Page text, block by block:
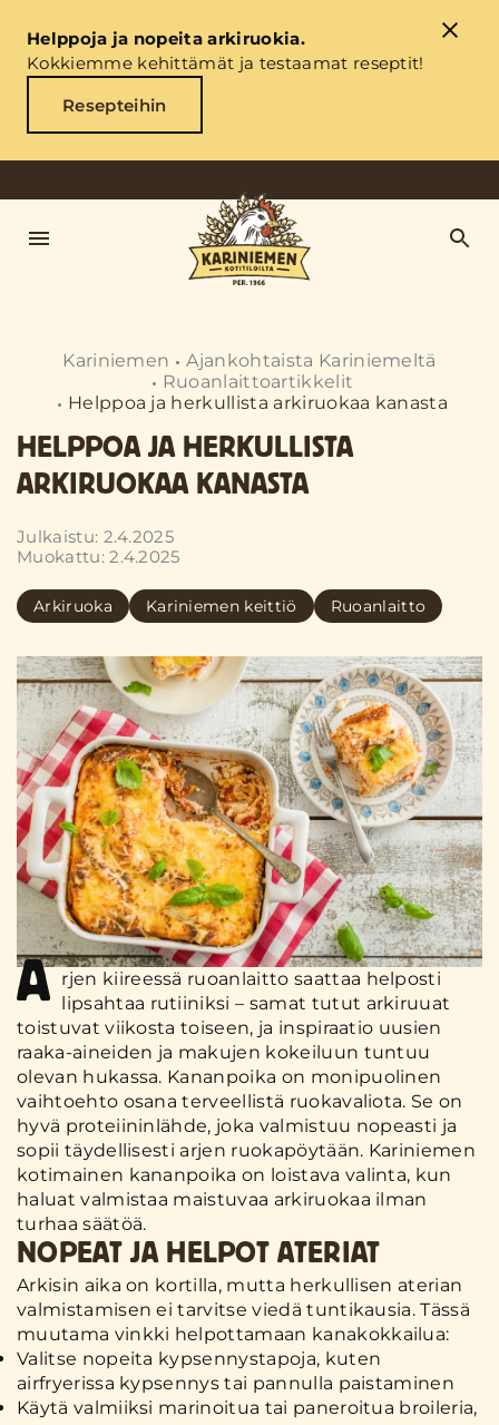
Helppoja ja nopeita arkiruokia.
Kokkiemme kehittämät ja testaamat reseptit!
Resepteihin
Kariniemen
Ajankohtaista Kariniemeltä
Ruoanlaittoartikkelit
Helppoa ja herkullista arkiruokaa kanasta
HELPPOA JA HERKULLISTA
ARKIRUOKAA KANASTA
Julkaistu: 2.4.2025
Muokattu: 2.4.2025
Arkiruoka Kariniemen keittiö Ruoanlaitto
A rjen kiireessä ruoanlaitto saattaa helposti
lipsahtaa rutiiniksi – samat tutut arkiruuat
toistuvat viikosta toiseen, ja inspiraatio uusien
raaka-aineiden ja makujen kokeiluun tuntuu
olevan hukassa. Kananpoika on monipuolinen
vaihtoehto osana terveellistä ruokavaliota. Se on
hyvä proteiininlähde, joka valmistuu nopeasti ja
sopii täydellisesti arjen ruokapöytään. Kariniemen
kotimainen kananpoika on loistava valinta, kun
haluat valmistaa maistuvaa arkiruokaa ilman
turhaa säätöä.
NOPEAT JA HELPOT ATERIAT
Arkisin aika on kortilla, mutta herkullisen aterian
valmistamisen ei tarvitse viedä tuntikausia. Tässä
muutama vinkki helpottamaan kanakokkailua:
Valitse nopeita kypsennystapoja, kuten
airfryerissa kypsennys tai pannulla paistaminen
Käytä valmiiksi marinoitua tai paneroitua broileria,